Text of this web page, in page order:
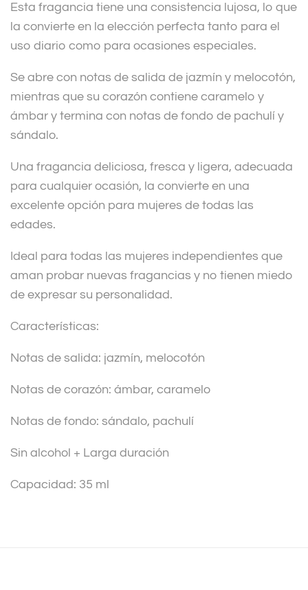
e
:
Esta fragancia tiene una consistencia lujosa, lo que
la convierte en la elección perfecta tanto para el
uso diario como para ocasiones especiales.
Se abre con notas de salida de jazmín y melocotón,
mientras que su corazón contiene caramelo y
ámbar y termina con notas de fondo de pachulí y
sándalo.
Una fragancia deliciosa, fresca y ligera, adecuada
para cualquier ocasión, la convierte en una
excelente opción para mujeres de todas las
edades.
Ideal para todas las mujeres independientes que
aman probar nuevas fragancias y no tienen miedo
de expresar su personalidad.
Características:
Notas de salida: jazmín, melocotón
Notas de corazón: ámbar, caramelo
Notas de fondo: sándalo, pachulí
Sin alcohol + Larga duración
Capacidad: 35 ml